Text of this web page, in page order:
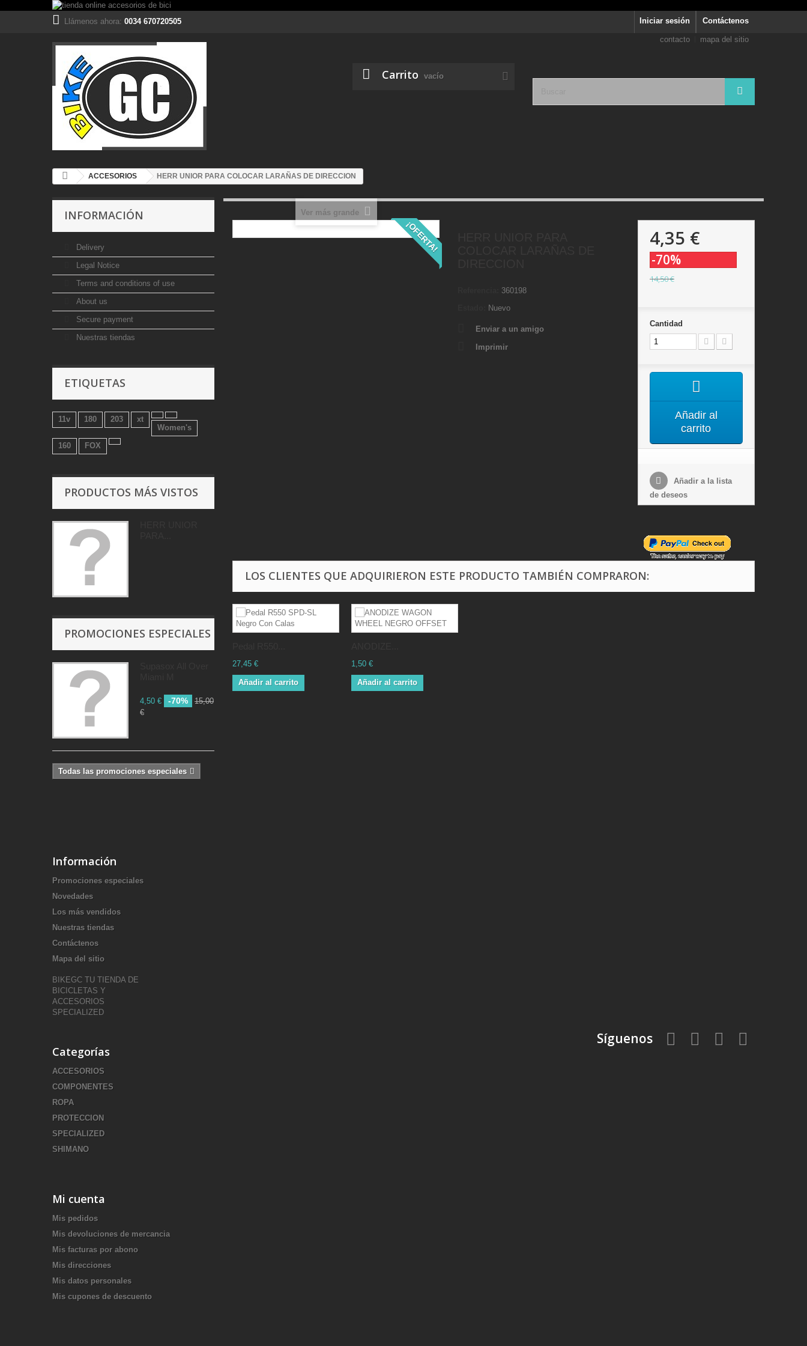
Contáctenos
Llámenos ahora: 0034 670720505 Iniciar sesión
Carrito vacío
contacto mapa del sitio
ACCESORIOS HERR UNIOR PARA COLOCAR LARAÑAS DE DIRECCION
INFORMACIÓN
Delivery
Legal Notice
Terms and conditions of use
About us
Secure payment
Nuestras tiendas
ETIQUETAS
11v 180 203
xt
Women's
160
FOX
PRODUCTOS MÁS VISTOS
PROMOCIONES ESPECIALES
4,50 € -70%
15,00
€
Todas las promociones especiales
¡OFERTA!
Ver más grande
360198
Nuevo
Enviar a un amigo
Imprimir
4,35 €
-70%
14,50 €
Cantidad
Añadir al
carrito
Añadir a la lista
de deseos
LOS CLIENTES QUE ADQUIRIERON ESTE PRODUCTO TAMBIÉN COMPRARON:
27,45 €
Añadir al carrito
1,50 €
Añadir al carrito
Información
Promociones especiales
Novedades
Los más vendidos
Nuestras tiendas
Contáctenos
Mapa del sitio
BIKEGC TU TIENDA DE
BICICLETAS Y
ACCESORIOS
SPECIALIZED
Categorías
ACCESORIOS
COMPONENTES
ROPA
PROTECCION
SPECIALIZED
SHIMANO
Síguenos
Mi cuenta
Mis pedidos
Mis devoluciones de mercancia
Mis facturas por abono
Mis direcciones
Mis datos personales
Mis cupones de descuento